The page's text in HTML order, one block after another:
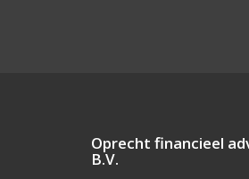
Oprecht financieel
B.V.